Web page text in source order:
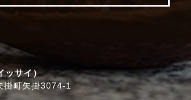
ッサイ）
掛町矢掛3074-1